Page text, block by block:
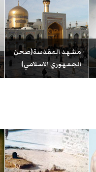
مشهد المقدسة(صحن
الجمهوري الاسلامي)